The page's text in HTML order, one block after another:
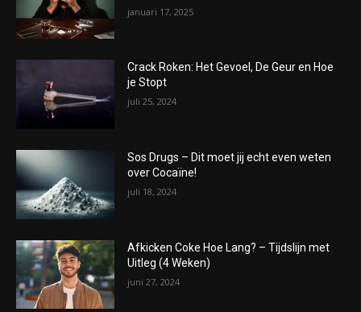
januari 17, 2025
Crack Roken: Het Gevoel, De Geur en Hoe
je Stopt
juli 25, 2024
Sos Drugs – Dit moet jij echt even weten
over Cocaïne!
juli 18, 2024
Afkicken Coke Hoe Lang? – Tijdslijn met
Uitleg (4 Weken)
juni 27, 2024